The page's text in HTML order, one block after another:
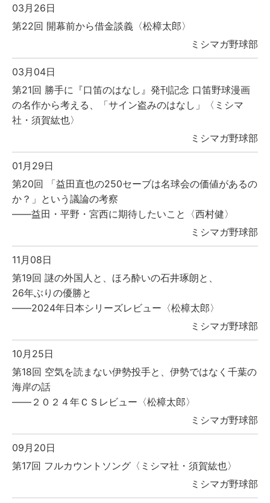
03月26日
第22回 開幕前から借金談義〈松樟太郎〉
ミシマガ野球部
03月04日
第21回 勝手に『口笛のはなし』発刊記念 口笛野球漫画
の名作から考える、「サイン盗みのはなし」〈ミシマ
社・須賀紘也〉
ミシマガ野球部
01月29日
第20回 「益田直也の250セーブは名球会の価値があるの
か？」という議論の考察
――益田・平野・宮西に期待したいこと〈西村健〉
ミシマガ野球部
11月08日
第19回 謎の外国人と、ほろ酔いの石井琢朗と、
26年ぶりの優勝と
――2024年日本シリーズレビュー〈松樟太郎〉
ミシマガ野球部
10月25日
第18回 空気を読まない伊勢投手と、伊勢ではなく千葉の
海岸の話
――２０２４年ＣＳレビュー〈松樟太郎〉
ミシマガ野球部
09月20日
第17回 フルカウントソング〈ミシマ社・須賀紘也〉
ミシマガ野球部